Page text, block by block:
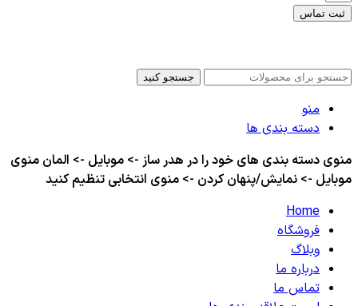
ثبت تماس
جستجو کنید
منو
دسته بندی ها
منوی دسته بندی های خود را در هدر ساز -> موبایل -> المان منوی
موبایل -> نمایش/پنهان کردن -> منوی انتخابی تنظیم کنید
Home
فروشگاه
وبلاگ
درباره ما
تماس ما